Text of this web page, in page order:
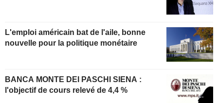
L'emploi américain bat de l'aile, bonne
nouvelle pour la politique monétaire
BANCA MONTE DEI PASCHI SIENA :
l'objectif de cours relevé de 4,4 %